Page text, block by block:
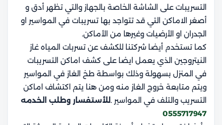
التسريبات على الشاشة الخاصة بالجهاز والتي تظهر أدق و
أصغر الاماكن التي قد تتواجد بها تسريبات في المواسير او
الجدران او الأرضيات وغيرها من الأماكن.
كما تستخدم أيضا شركتنا للكشف عن تسربات المياه غاز
النيتروجين الذي يعمل ايضا على كشف اماكن التسريبات
في المنزل بسهولة وذلك بواسطة طخ الغاز في المواسير
ويتم متابعة خروج الغاز منه ومن هنا يتم اكتشاف اماكن
التسريب والتلف في المواسير .للأستفسار وطلب الخدمه
0555717947